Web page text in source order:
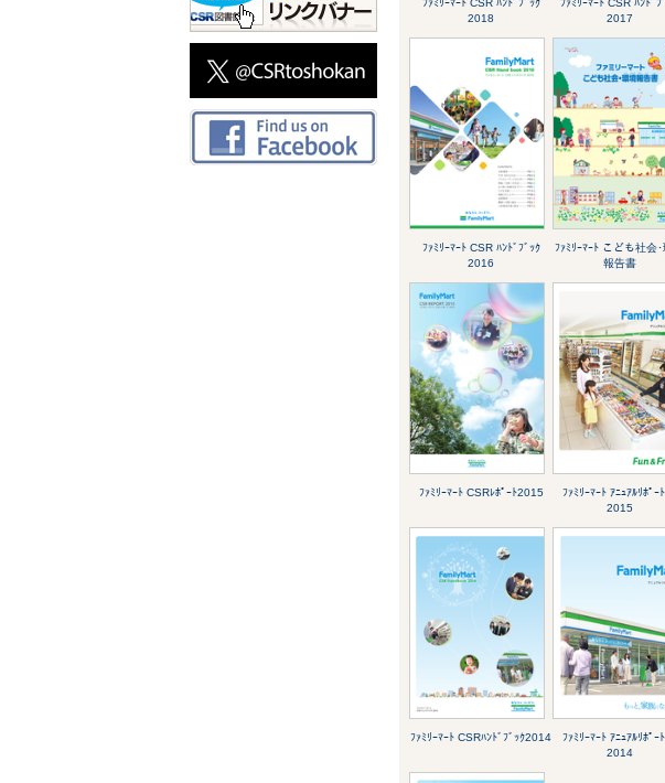
2018
2017
ﾌｧﾐﾘｰﾏｰﾄ CSR ﾊﾝﾄﾞﾌﾞｯｸ
2016
ﾌｧﾐﾘｰﾏｰﾄ こども社会
報告書
ﾌｧﾐﾘｰﾏｰﾄ CSRﾚﾎﾟｰﾄ2015
ﾌｧﾐﾘｰﾏｰﾄ ｱﾆｭｱﾙﾘﾎﾟ
2015
ﾌｧﾐﾘｰﾏｰﾄ CSRﾊﾝﾄﾞﾌﾞｯｸ2014
ﾌｧﾐﾘｰﾏｰﾄ ｱﾆｭｱﾙﾘﾎﾟ
2014